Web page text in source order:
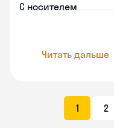
С носителем
Читать дальше
1 2